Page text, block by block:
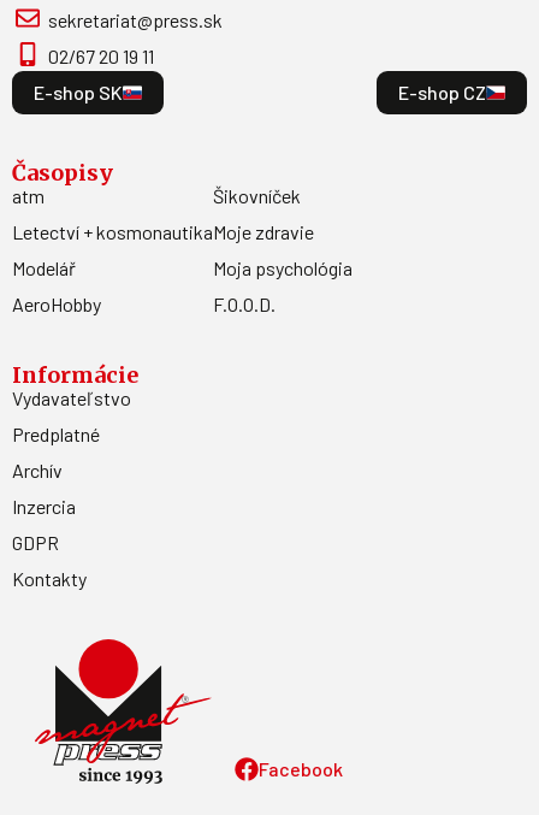
Facebook
sekretariat@press.sk
02/67 20 19 11
E-shop SK
E-shop CZ
Časopisy
atm
Letectví + kosmonautika
Modelář
AeroHobby
Šikovníček
Moje zdravie
Moja psychológia
F.O.O.D.
Informácie
Vydavateľstvo
Predplatné
Archív
Inzercia
GDPR
Kontakty